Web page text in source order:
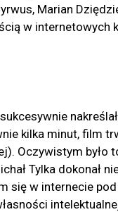
Marian
w internetowych
kilka minut, film
Oczywistym było
Tylka dokonał
się w internecie